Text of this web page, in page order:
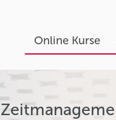
Online Kurse